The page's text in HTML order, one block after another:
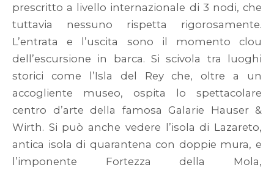
prescritto a livello internazionale di 3 nodi, che
tuttavia nessuno rispetta rigorosamente.
L’entrata e l’uscita sono il momento clou
dell’escursione in barca. Si scivola tra luoghi
storici come l’Isla del Rey che, oltre a un
accogliente museo, ospita lo spettacolare
centro d’arte della famosa Galarie Hauser &
Wirth. Si può anche vedere l’isola di Lazareto,
antica isola di quarantena con doppie mura, e
l’imponente Fortezza della Mola,